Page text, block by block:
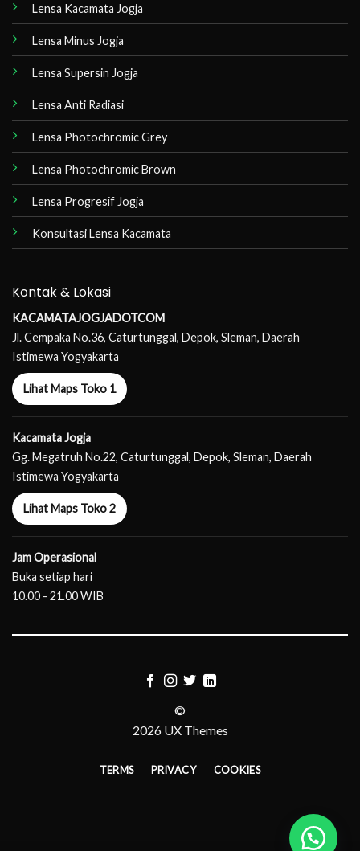
Lensa Kacamata Jogja
Lensa Minus Jogja
Lensa Supersin Jogja
Lensa Anti Radiasi
Lensa Photochromic Grey
Lensa Photochromic Brown
Lensa Progresif Jogja
Konsultasi Lensa Kacamata
Kontak & Lokasi
KACAMATAJOGJADOTCOM
Jl. Cempaka No.36, Caturtunggal, Depok, Sleman, Daerah
Istimewa Yogyakarta
Lihat Maps Toko 1
Kacamata Jogja
Gg. Megatruh No.22, Caturtunggal, Depok, Sleman, Daerah
Istimewa Yogyakarta
Lihat Maps Toko 2
Jam Operasional
Buka setiap hari
10.00 - 21.00 WIB
©
2026 UX Themes
TERMS PRIVACY COOKIES